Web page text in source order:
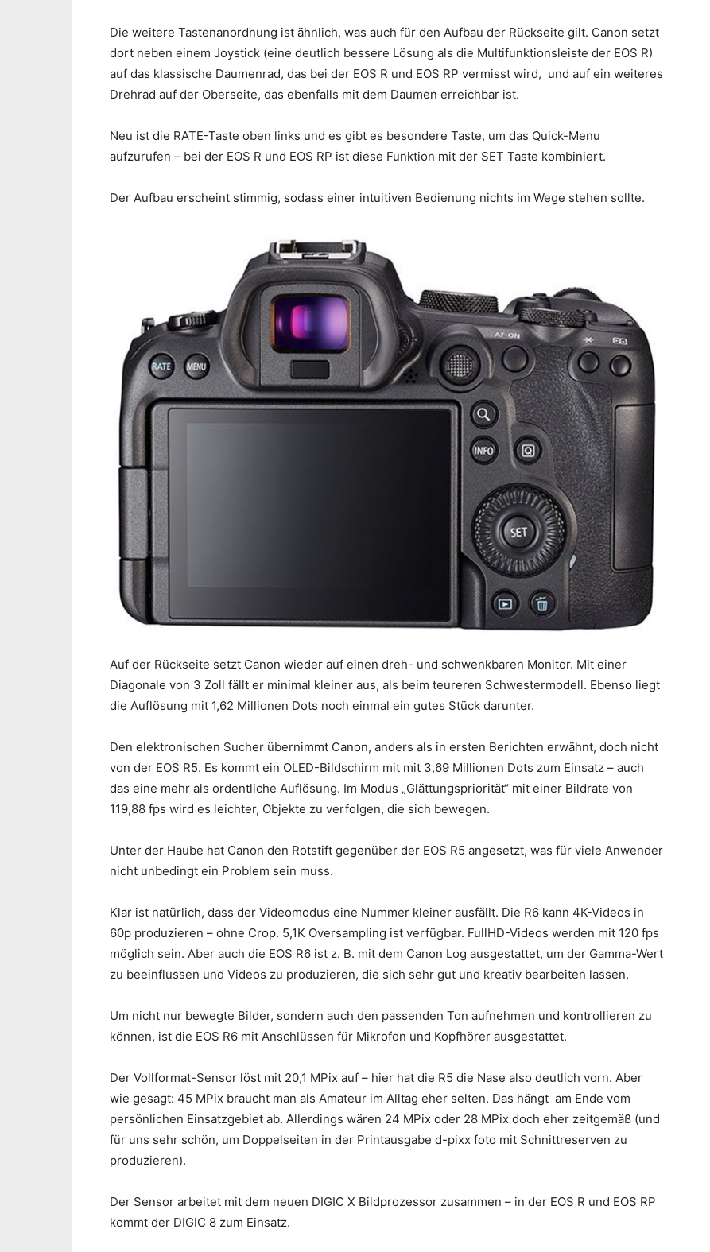
Die weitere Tastenanordnung ist ähnlich, was auch für den Aufbau der Rückseite gilt. Canon setzt
dort neben einem Joystick (eine deutlich bessere Lösung als die Multifunktionsleiste der EOS R)
auf das klassische Daumenrad, das bei der EOS R und EOS RP vermisst wird, und auf ein weiteres
Drehrad auf der Oberseite, das ebenfalls mit dem Daumen erreichbar ist.
Neu ist die RATE-Taste oben links und es gibt es besondere Taste, um das Quick-Menu
aufzurufen – bei der EOS R und EOS RP ist diese Funktion mit der SET Taste kombiniert.
Der Aufbau erscheint stimmig, sodass einer intuitiven Bedienung nichts im Wege stehen sollte.
Auf der Rückseite setzt Canon wieder auf einen dreh- und schwenkbaren Monitor. Mit einer
Diagonale von 3 Zoll fällt er minimal kleiner aus, als beim teureren Schwestermodell. Ebenso liegt
die Auflösung mit 1,62 Millionen Dots noch einmal ein gutes Stück darunter.
Den elektronischen Sucher übernimmt Canon, anders als in ersten Berichten erwähnt, doch nicht
von der EOS R5. Es kommt ein OLED-Bildschirm mit mit 3,69 Millionen Dots zum Einsatz – auch
das eine mehr als ordentliche Auflösung. Im Modus „Glättungspriorität“ mit einer Bildrate von
119,88 fps wird es leichter, Objekte zu verfolgen, die sich bewegen.
Unter der Haube hat Canon den Rotstift gegenüber der EOS R5 angesetzt, was für viele Anwender
nicht unbedingt ein Problem sein muss.
Klar ist natürlich, dass der Videomodus eine Nummer kleiner ausfällt. Die R6 kann 4K-Videos in
60p produzieren – ohne Crop. 5,1K Oversampling ist verfügbar. FullHD-Videos werden mit 120 fps
möglich sein. Aber auch die EOS R6 ist z. B. mit dem Canon Log ausgestattet, um der Gamma-Wert
zu beeinflussen und Videos zu produzieren, die sich sehr gut und kreativ bearbeiten lassen.
Um nicht nur bewegte Bilder, sondern auch den passenden Ton aufnehmen und kontrollieren zu
können, ist die EOS R6 mit Anschlüssen für Mikrofon und Kopfhörer ausgestattet.
Der Vollformat-Sensor löst mit 20,1 MPix auf – hier hat die R5 die Nase also deutlich vorn. Aber
wie gesagt: 45 MPix braucht man als Amateur im Alltag eher selten. Das hängt am Ende vom
persönlichen Einsatzgebiet ab. Allerdings wären 24 MPix oder 28 MPix doch eher zeitgemäß (und
für uns sehr schön, um Doppelseiten in der Printausgabe d-pixx foto mit Schnittreserven zu
produzieren).
Der Sensor arbeitet mit dem neuen DIGIC X Bildprozessor zusammen – in der EOS R und EOS RP
kommt der DIGIC 8 zum Einsatz.